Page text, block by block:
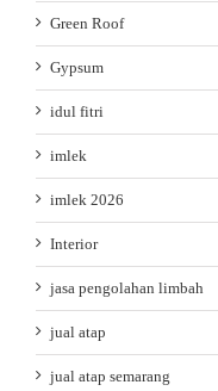
Green Roof
Gypsum
idul fitri
imlek
imlek 2026
Interior
jasa pengolahan limbah
jual atap
jual atap semarang